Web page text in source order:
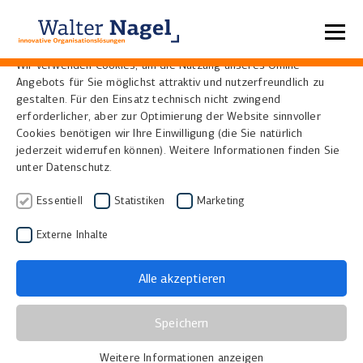
Home Referenzen
Universitäts- und
Landesbibliothek
Datenschutzeinstellungen
Wir verwenden Cookies, um die Nutzung unseres Online-
Angebots für Sie möglichst attraktiv und nutzerfreundlich zu
gestalten. Für den Einsatz technisch nicht zwingend
erforderlicher, aber zur Optimierung der Website sinnvoller
Cookies benötigen wir Ihre Einwilligung (die Sie natürlich
jederzeit widerrufen können). Weitere Informationen finden Sie
unter Datenschutz.
Essentiell Statistiken Marketing
Externe Inhalte
Alle akzeptieren
Speichern
Weitere Informationen anzeigen